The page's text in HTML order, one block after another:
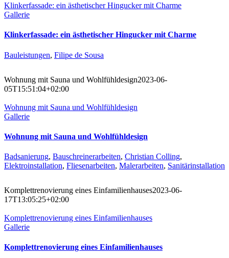
Klinkerfassade: ein ästhetischer Hingucker mit Charme
Gallerie
Klinkerfassade: ein ästhetischer Hingucker mit Charme
Bauleistungen, Filipe de Sousa
Wohnung mit Sauna und Wohlfühldesign2023-06-
05T15:51:04+02:00
Wohnung mit Sauna und Wohlfühldesign
Gallerie
Wohnung mit Sauna und Wohlfühldesign
Badsanierung, Bauschreinerarbeiten, Christian Colling,
Elektroinstallation, Fliesenarbeiten, Malerarbeiten, Sanitärinstallation
Komplettrenovierung eines Einfamilienhauses2023-06-
17T13:05:25+02:00
Komplettrenovierung eines Einfamilienhauses
Gallerie
Komplettrenovierung eines Einfamilienhauses